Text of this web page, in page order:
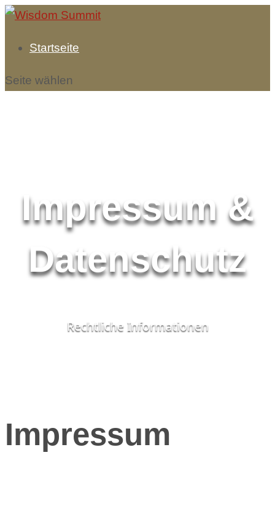
Startseite
Seite wählen
Impressum &
Datenschutz
Rechtliche Informationen
Impressum